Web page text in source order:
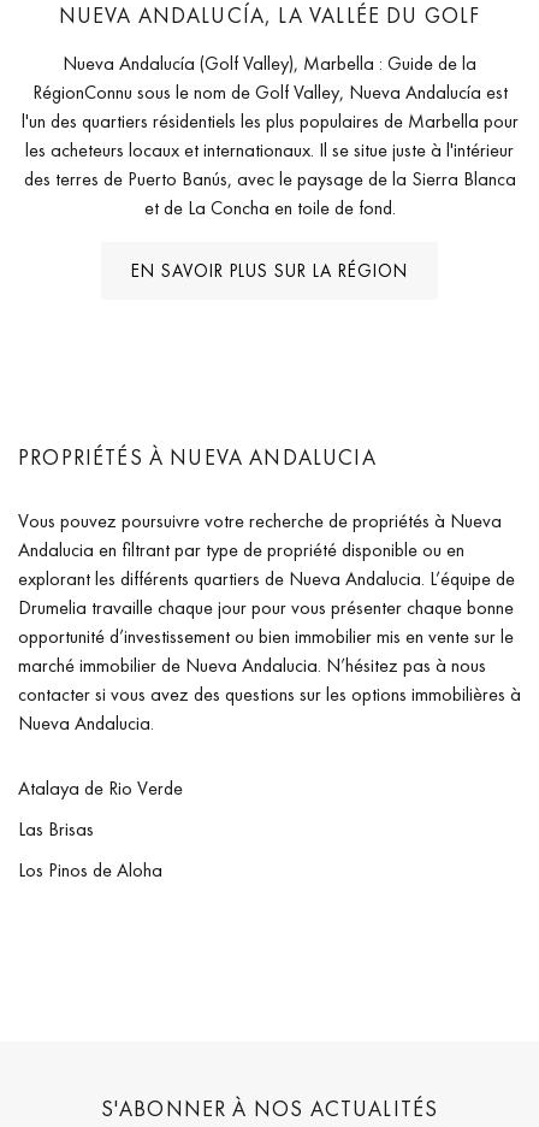
NUEVA ANDALUCÍA, LA VALLÉE DU GOLF
Nueva Andalucía (Golf Valley), Marbella : Guide de la
RégionConnu sous le nom de Golf Valley, Nueva Andalucía est
l'un des quartiers résidentiels les plus populaires de Marbella pour
les acheteurs locaux et internationaux. Il se situe juste à l'intérieur
des terres de Puerto Banús, avec le paysage de la Sierra Blanca
et de La Concha en toile de fond.
EN SAVOIR PLUS SUR LA RÉGION
PROPRIÉTÉS À NUEVA ANDALUCIA
Vous pouvez poursuivre votre recherche de propriétés à Nueva
Andalucia en filtrant par type de propriété disponible ou en
explorant les différents quartiers de Nueva Andalucia. L’équipe de
Drumelia travaille chaque jour pour vous présenter chaque bonne
opportunité d’investissement ou bien immobilier mis en vente sur le
marché immobilier de Nueva Andalucia. N’hésitez pas à nous
contacter si vous avez des questions sur les options immobilières à
Nueva Andalucia.
Atalaya de Rio Verde
Las Brisas
Los Pinos de Aloha
S'ABONNER À NOS ACTUALITÉS